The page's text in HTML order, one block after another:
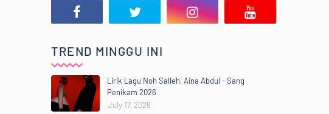
TREND MINGGU INI
Lirik Lagu Noh Salleh, Aina Abdul - Sang
Penikam 2026
July 17, 2026